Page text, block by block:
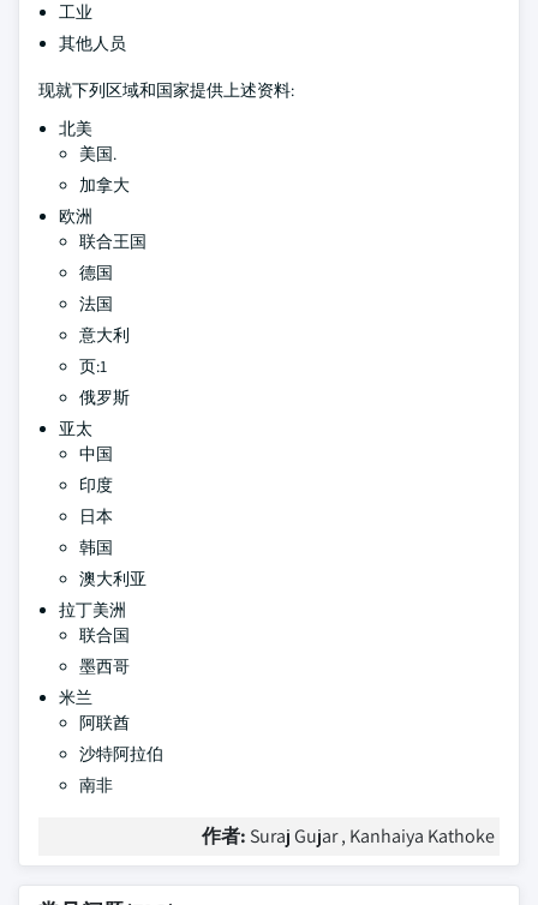
工业
其他人员
现就下列区域和国家提供上述资料:
北美
美国.
加拿大
欧洲
联合王国
德国
法国
意大利
页:1
俄罗斯
亚太
中国
印度
日本
韩国
澳大利亚
拉丁美洲
联合国
墨西哥
米兰
阿联酋
沙特阿拉伯
南非
作者: Suraj Gujar , Kanhaiya Kathoke